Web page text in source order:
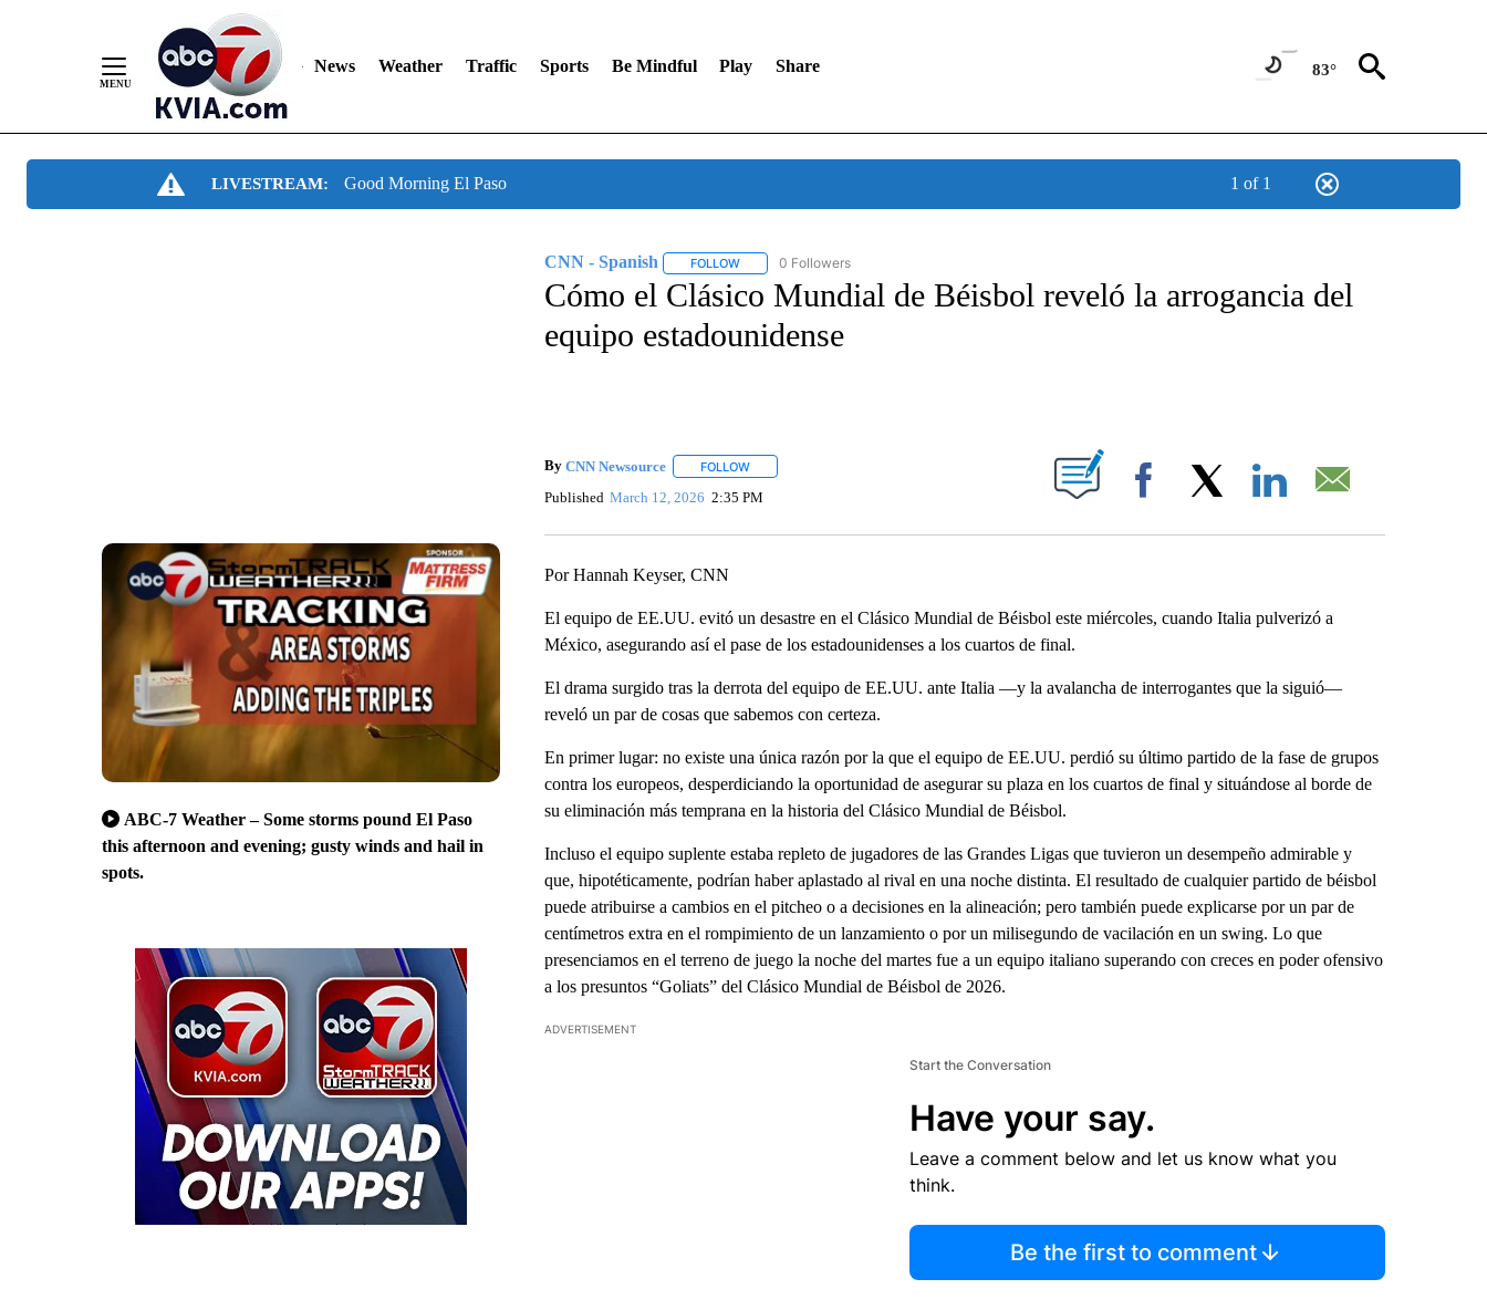
News Weather Traffic Sports Be Mindful Play Share 83°
LIVESTREAM: Good Morning El Paso 1 of 1
ABC-7 Weather – Some storms pound El Paso
this afternoon and evening; gusty winds and hail in
spots.
CNN - Spanish FOLLOWFOLLOW "CNN - SPANISH" TO RECEIVE NOTIFICATIONS ABOUT NEW PAGES ON "CNN - SPANISH".
0 Followers
Cómo el Clásico Mundial de Béisbol reveló la arrogancia del
equipo estadounidense
By CNN Newsource FOLLOWFOLLOW "" TO RECEIVE NOTIFICATIONS ABOUT NEW PAGES ON "".
Published March 12, 2026 2:35 PM Facebook
Por Hannah Keyser, CNN
El equipo de EE.UU. evitó un desastre en el Clásico Mundial de Béisbol este miércoles, cuando Italia pulverizó a
México, asegurando así el pase de los estadounidenses a los cuartos de final.
El drama surgido tras la derrota del equipo de EE.UU. ante Italia —y la avalancha de interrogantes que la siguió—
reveló un par de cosas que sabemos con certeza.
En primer lugar: no existe una única razón por la que el equipo de EE.UU. perdió su último partido de la fase de grupos
contra los europeos, desperdiciando la oportunidad de asegurar su plaza en los cuartos de final y situándose al borde de
su eliminación más temprana en la historia del Clásico Mundial de Béisbol.
Incluso el equipo suplente estaba repleto de jugadores de las Grandes Ligas que tuvieron un desempeño admirable y
que, hipotéticamente, podrían haber aplastado al rival en una noche distinta. El resultado de cualquier partido de béisbol
puede atribuirse a cambios en el pitcheo o a decisiones en la alineación; pero también puede explicarse por un par de
centímetros extra en el rompimiento de un lanzamiento o por un milisegundo de vacilación en un swing. Lo que
presenciamos en el terreno de juego la noche del martes fue a un equipo italiano superando con creces en poder ofensivo
a los presuntos “Goliats” del Clásico Mundial de Béisbol de 2026.
ADVERTISEMENT
Start the Conversation
Have your say.
Leave a comment below and let us know what you
think.
Be the first to comment